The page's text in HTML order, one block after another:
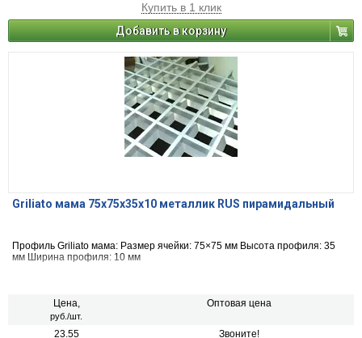
Купить в 1 клик
Добавить в корзину
Griliato мама 75x75x35x10 металлик RUS пирамидальный
Профиль Griliato мама: Размер ячейки: 75×75 мм Высота профиля: 35
мм Ширина профиля: 10 мм
Цена,
руб./шт.
Оптовая цена
23.55 Звоните!